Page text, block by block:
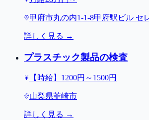
甲府市丸の内1-1-8甲府駅ビル セ
詳しく見る →
プラスチック製品の検査
【時給】1200円～1500円
山梨県韮崎市
詳しく見る →